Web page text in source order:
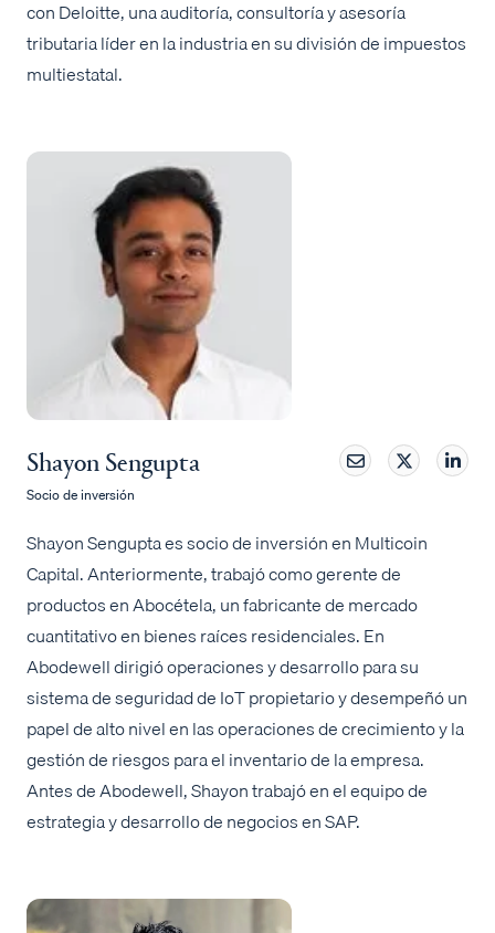
con Deloitte, una auditoría, consultoría y asesoría
tributaria líder en la industria en su división de impuestos
multiestatal.
Shayon Sengupta
Socio de inversión
Shayon Sengupta es socio de inversión en Multicoin
Capital. Anteriormente, trabajó como gerente de
productos en Abocétela, un fabricante de mercado
cuantitativo en bienes raíces residenciales. En
Abodewell dirigió operaciones y desarrollo para su
sistema de seguridad de IoT propietario y desempeñó un
papel de alto nivel en las operaciones de crecimiento y la
gestión de riesgos para el inventario de la empresa.
Antes de Abodewell, Shayon trabajó en el equipo de
estrategia y desarrollo de negocios en SAP.